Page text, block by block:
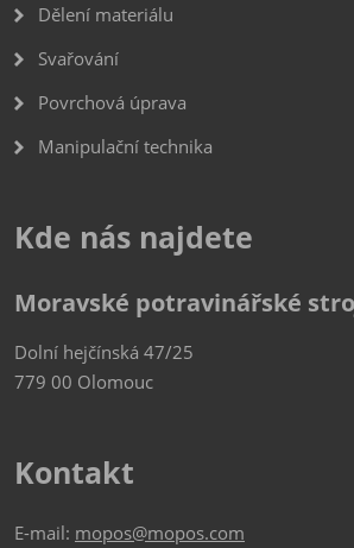
Dělení materiálu
Svařování
Povrchová úprava
Manipulační technika
Kde nás najdete
Moravské potravinářské
Dolní hejčínská 47/25
779 00 Olomouc
Kontakt
E-mail: mopos@mopos.com